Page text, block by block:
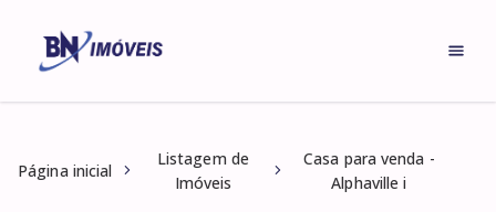
Página inicial
Listagem de
Imóveis
Casa para venda -
Alphaville i